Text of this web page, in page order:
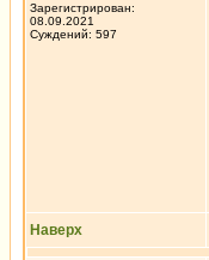
Зарегистрирован:
08.09.2021
Суждений: 597
Наверх